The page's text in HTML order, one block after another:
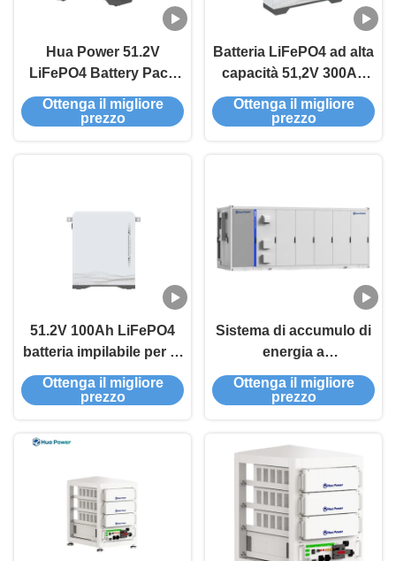
Hua Power 51.2V
LiFePO4 Battery Pack
con capacità di 200Ah e
capacità nominale di
Ottenga il migliore
prezzo
Batteria LiFePO4 ad alta
capacità 51,2V 300Ah
con accumulo di
energia da 15kWh per
Ottenga il migliore
prezzo
51.2V 100Ah LiFePO4
batteria impilabile per lo
stoccaggio energetico
domestico
Ottenga il migliore
prezzo
Sistema di accumulo di
energia a
raffreddamento liquido
Hua Power HC5010L
Ottenga il migliore
prezzo